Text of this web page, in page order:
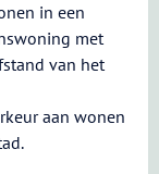
in een
met
van het
aan wonen